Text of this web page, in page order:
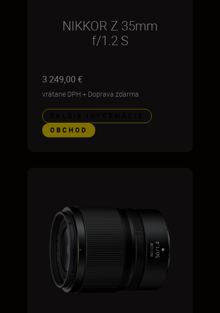
NIKKOR Z 35mm
f/1.2 S
3 249,00 €
vrátane DPH + Doprava zdarma
OBCHOD